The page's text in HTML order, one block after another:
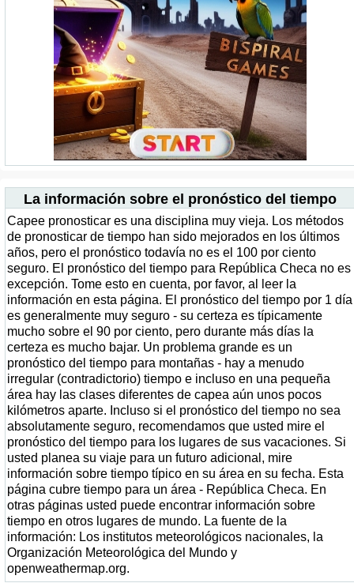
La información sobre el pronóstico del tiempo
Capee pronosticar es una disciplina muy vieja. Los métodos
de pronosticar de tiempo han sido mejorados en los últimos
años, pero el pronóstico todavía no es el 100 por ciento
seguro. El pronóstico del tiempo para República Checa no es
excepción. Tome esto en cuenta, por favor, al leer la
información en esta página. El pronóstico del tiempo por 1 día
es generalmente muy seguro - su certeza es típicamente
mucho sobre el 90 por ciento, pero durante más días la
certeza es mucho bajar. Un problema grande es un
pronóstico del tiempo para montañas - hay a menudo
irregular (contradictorio) tiempo e incluso en una pequeña
área hay las clases diferentes de capea aún unos pocos
kilómetros aparte. Incluso si el pronóstico del tiempo no sea
absolutamente seguro, recomendamos que usted mire el
pronóstico del tiempo para los lugares de sus vacaciones. Si
usted planea su viaje para un futuro adicional, mire
información sobre tiempo típico en su área en su fecha. Esta
página cubre tiempo para un área - República Checa. En
otras páginas usted puede encontrar información sobre
tiempo en otros lugares de mundo. La fuente de la
información: Los institutos meteorológicos nacionales, la
Organización Meteorológica del Mundo y
openweathermap.org.